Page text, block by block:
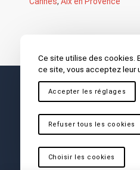
Vous recherchez une
de nuisibles à Ollioules
Ce site utilise des cookies.
ce site, vous acceptez leur
Accepter les réglages
Refuser tous les cookies
Choisir les cookies